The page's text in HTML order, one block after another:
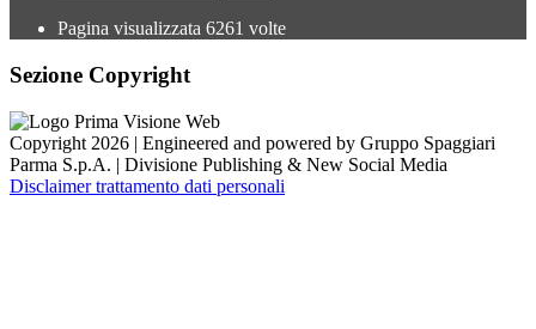
Pagina visualizzata 6261 volte
Sezione Copyright
Copyright 2026 | Engineered and powered by Gruppo Spaggiari
Parma S.p.A. | Divisione Publishing & New Social Media
Disclaimer trattamento dati personali